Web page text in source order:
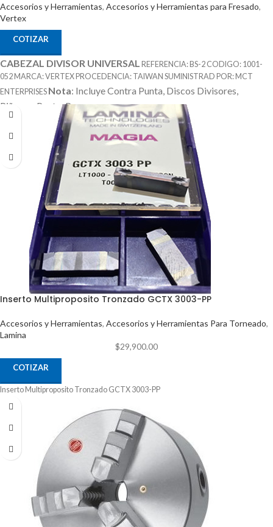
Accesorios y Herramientas, Accesorios y Herramientas para Fresado,
Vertex
COTIZAR
CABEZAL DIVISOR UNIVERSAL REFERENCIA: BS-2 CODIGO: 1001-
052 MARCA: VERTEX PROCEDENCIA: TAIWAN SUMINISTRAD POR: MCT
ENTERPRISES Nota: Incluye Contra Punta, Discos Divisores,
Piñones, Punto, Perros
Inserto Multiproposito Tronzado GCTX 3003-PP
Accesorios y Herramientas, Accesorios y Herramientas Para Torneado,
Lamina
$29,900.00
COTIZAR
Inserto Multiproposito Tronzado GCTX 3003-PP